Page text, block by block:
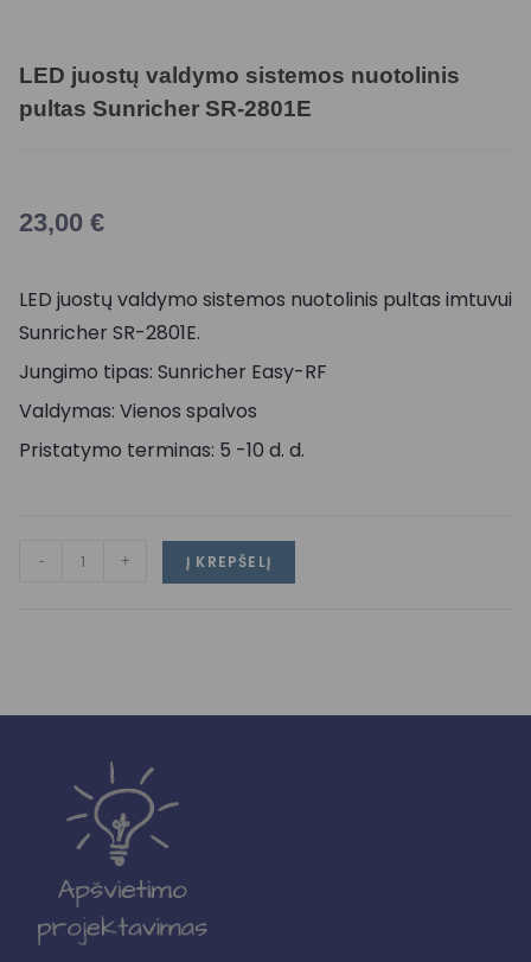
LED juostų valdymo sistemos nuotolinis
pultas Sunricher SR-2801E
23,00 €
LED juostų valdymo sistemos nuotolinis pultas imtuvui
Sunricher SR-2801E.
Jungimo tipas: Sunricher Easy-RF
Valdymas: Vienos spalvos
Pristatymo terminas: 5 -10 d. d.
- + Į KREPŠELĮ